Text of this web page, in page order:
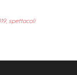
spettacoli